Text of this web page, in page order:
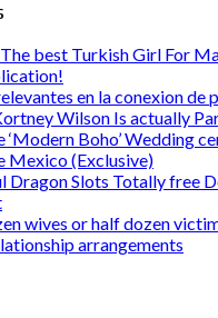
best Turkish Girl For
en la conexion de
Wilson Is actually
‘Modern Boho’ Wedding
Mexico (Exclusive)
Dragon Slots Totally free
wives or half dozen
arrangements